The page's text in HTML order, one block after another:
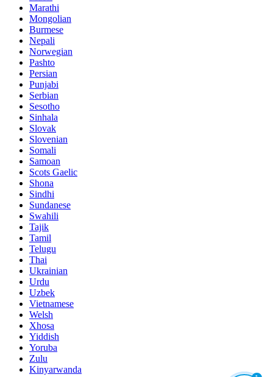
Marathi
Mongolian
Burmese
Nepali
Norwegian
Pashto
Persian
Punjabi
Serbian
Sesotho
Sinhala
Slovak
Slovenian
Somali
Samoan
Scots Gaelic
Shona
Sindhi
Sundanese
Swahili
Tajik
Tamil
Telugu
Thai
Ukrainian
Urdu
Uzbek
Vietnamese
Welsh
Xhosa
Yiddish
Yoruba
Zulu
Kinyarwanda